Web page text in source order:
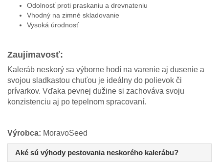
Odolnosť proti praskaniu a drevnateniu
Vhodný na zimné skladovanie
Vysoká úrodnosť
Zaujímavosť:
Kaleráb neskorý sa výborne hodí na varenie aj dusenie a
svojou sladkastou chuťou je ideálny do polievok či
prívarkov. Vďaka pevnej dužine si zachováva svoju
konzistenciu aj po tepelnom spracovaní.
Výrobca: MoravoSeed
Aké sú výhody pestovania neskorého kalerábu?